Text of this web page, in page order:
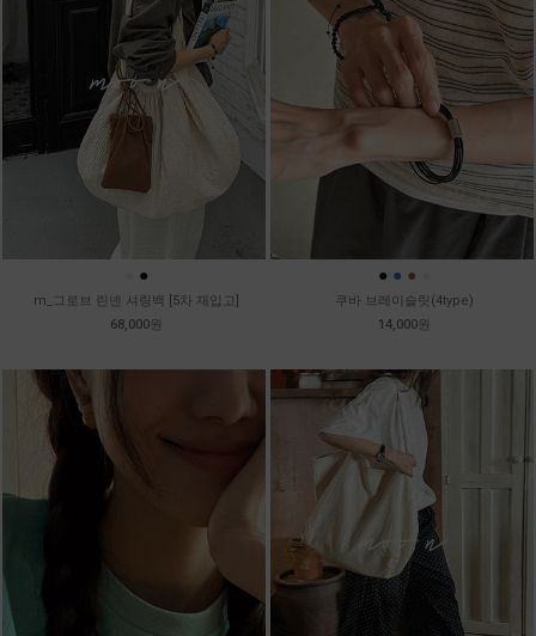
●
m_그로브 린넨 셔링백 [5차 재입고]
68,000원
● ● ●
쿠바 브레이슬릿(4type)
14,000원